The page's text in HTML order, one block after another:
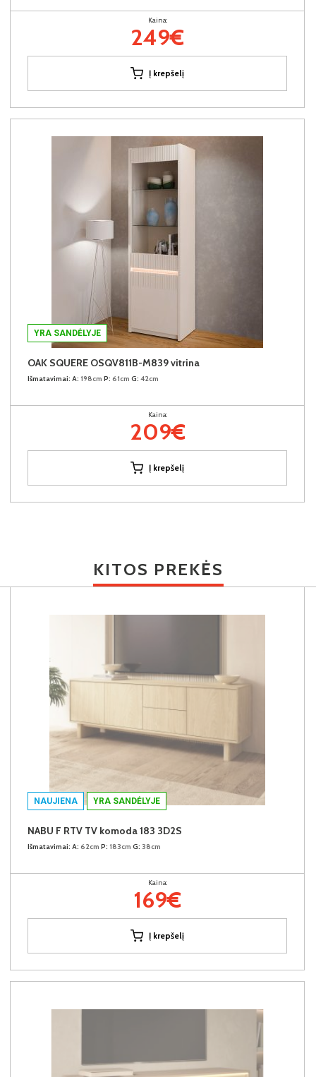
Kaina:
249€
Į krepšelį
YRA SANDĖLYJE
OAK SQUERE OSQV811B-M839 vitrina
Išmatavimai: A: 198cm P: 61cm G: 42cm
Kaina:
209€
Į krepšelį
KITOS PREKĖS
NAUJIENA YRA SANDĖLYJE
NABU F RTV TV komoda 183 3D2S
Išmatavimai: A: 62cm P: 183cm G: 38cm
Kaina:
169€
Į krepšelį